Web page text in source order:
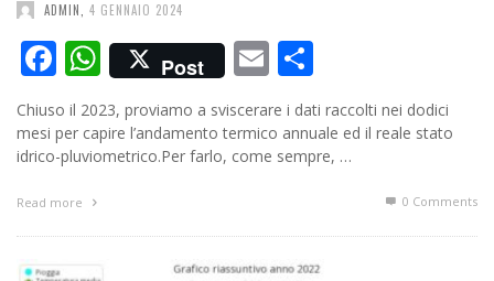
ADMIN 4 GENNAIO 2024
Facebook
WhatsApp
Post Email
Chiuso il 2023, proviamo a sviscerare i dati raccolti nei dodici
mesi per capire l’andamento termico annuale ed il reale stato
idrico-pluviometrico.Per farlo, come sempre, …
Read more 0 Comments